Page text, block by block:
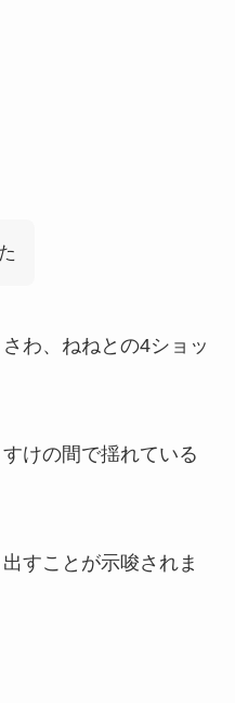
わ、ねねとの4ショッ
けの間で揺れている
すことが示唆されま